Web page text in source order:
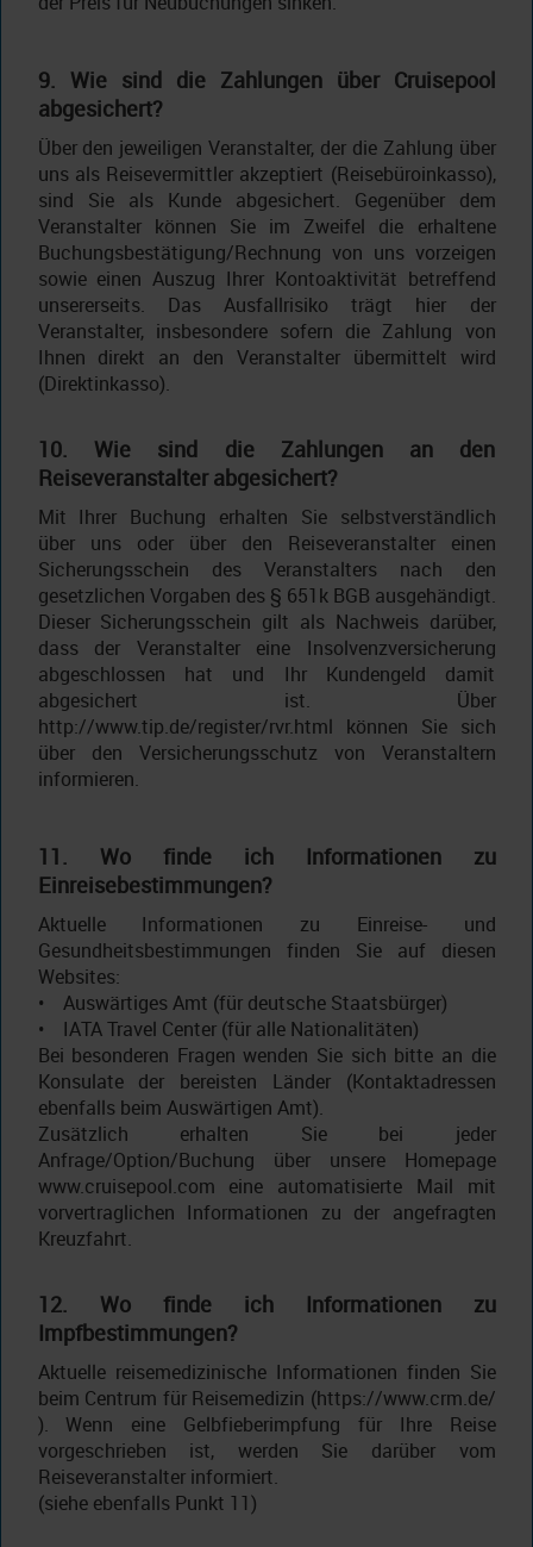
9. Wie sind die Zahlungen über Cruisepool
abgesichert?
Über den jeweiligen Veranstalter, der die Zahlung über
uns als Reisevermittler akzeptiert (Reisebüroinkasso),
sind Sie als Kunde abgesichert. Gegenüber dem
Veranstalter können Sie im Zweifel die erhaltene
Buchungsbestätigung/Rechnung von uns vorzeigen
sowie einen Auszug Ihrer Kontoaktivität betreffend
unsererseits. Das Ausfallrisiko trägt hier der
Veranstalter, insbesondere sofern die Zahlung von
Ihnen direkt an den Veranstalter übermittelt wird
(Direktinkasso).
10. Wie sind die Zahlungen an den
Reiseveranstalter abgesichert?
Mit Ihrer Buchung erhalten Sie selbstverständlich
über uns oder über den Reiseveranstalter einen
Sicherungsschein des Veranstalters nach den
gesetzlichen Vorgaben des § 651k BGB ausgehändigt.
Dieser Sicherungsschein gilt als Nachweis darüber,
dass der Veranstalter eine Insolvenzversicherung
abgeschlossen hat und Ihr Kundengeld damit
abgesichert ist. Über
http://www.tip.de/register/rvr.html können Sie sich
über den Versicherungsschutz von Veranstaltern
informieren.
11. Wo finde ich Informationen zu
Einreisebestimmungen?
Aktuelle Informationen zu Einreise- und
Gesundheitsbestimmungen finden Sie auf diesen
Websites:
• Auswärtiges Amt (für deutsche Staatsbürger)
• IATA Travel Center (für alle Nationalitäten)
Bei besonderen Fragen wenden Sie sich bitte an die
Konsulate der bereisten Länder (Kontaktadressen
ebenfalls beim Auswärtigen Amt).
Zusätzlich erhalten Sie bei jeder
Anfrage/Option/Buchung über unsere Homepage
www.cruisepool.com eine automatisierte Mail mit
vorvertraglichen Informationen zu der angefragten
Kreuzfahrt.
12. Wo finde ich Informationen zu
Impfbestimmungen?
Aktuelle reisemedizinische Informationen finden Sie
beim Centrum für Reisemedizin (https://www.crm.de/
). Wenn eine Gelbfieberimpfung für Ihre Reise
vorgeschrieben ist, werden Sie darüber vom
Reiseveranstalter informiert.
(siehe ebenfalls Punkt 11)